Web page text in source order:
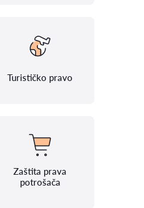
Turističko pravo
Zaštita prava
potrošača